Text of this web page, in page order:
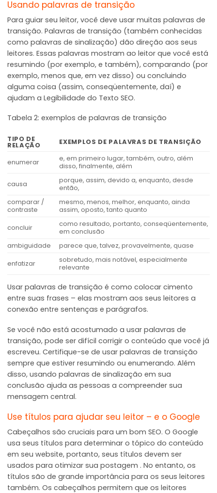
Usando palavras de transição
Para guiar seu leitor, você deve usar muitas palavras de
transição. Palavras de transição (também conhecidas
como palavras de sinalização) dão direção aos seus
leitores. Essas palavras mostram ao leitor que você está
resumindo (por exemplo, e também), comparando (por
exemplo, menos que, em vez disso) ou concluindo
alguma coisa (assim, conseqüentemente, daí) e
ajudam a Legibilidade do Texto SEO.
Tabela 2: exemplos de palavras de transição
TIPO DE
RELAÇÃO EXEMPLOS DE PALAVRAS DE TRANSIÇÃO
enumerar
e, em primeiro lugar, também, outro, além
disso, finalmente, além
causa
porque, assim, devido a, enquanto, desde
então,
comparar /
contraste
mesmo, menos, melhor, enquanto, ainda
assim, oposto, tanto quanto
concluir
como resultado, portanto, conseqüentemente,
em conclusão
ambiguidade
parece que, talvez, provavelmente, quase
enfatizar
sobretudo, mais notável, especialmente
relevante
Usar palavras de transição é como colocar cimento
entre suas frases – elas mostram aos seus leitores a
conexão entre sentenças e parágrafos.
Se você não está acostumado a usar palavras de
transição, pode ser difícil corrigir o conteúdo que você já
escreveu. Certifique-se de usar palavras de transição
sempre que estiver resumindo ou enumerando. Além
disso, usando palavras de sinalização em sua
conclusão ajuda as pessoas a compreender sua
mensagem central.
Use títulos para ajudar seu leitor – e o Google
Cabeçalhos são cruciais para um bom SEO. O Google
usa seus títulos para determinar o tópico do conteúdo
em seu website, portanto, seus títulos devem ser
usados ​​para otimizar sua postagem . No entanto, os
títulos são de grande importância para os seus leitores
também. Os cabeçalhos permitem que os leitores